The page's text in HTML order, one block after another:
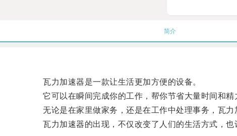
简介
瓦力加速器是一款让生活更加方便的设备。
它可以在瞬间完成你的工作，帮你节省大量时间和精
无论是在家里做家务，还是在工作中处理事务，瓦力
瓦力加速器的出现，不仅改变了人们的生活方式，也